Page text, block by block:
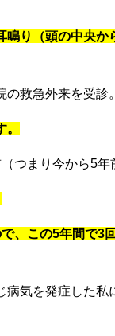
り（頭の中央か
救急外来を受診。
つまり今から5年
、この5年間で3
気を発症した私